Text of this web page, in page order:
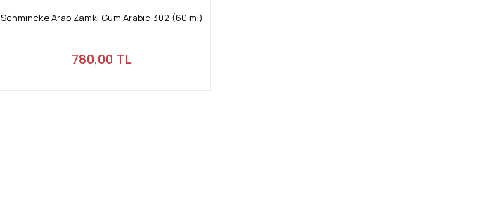
Schmincke Arap Zamkı Gum Arabic 302 (60 ml)
780,00 TL